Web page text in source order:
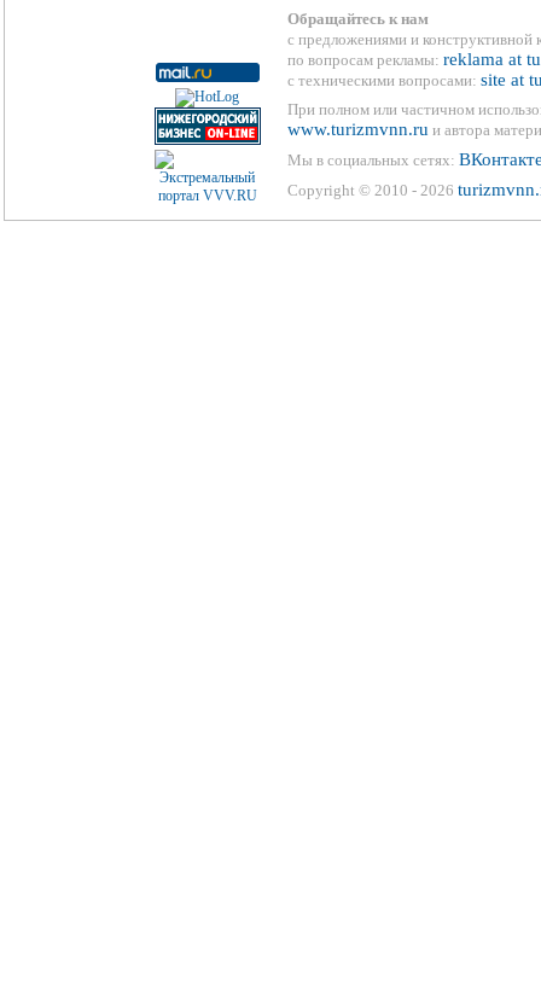
Обращайтесь к нам
с предложениями и конструктивной
по вопросам рекламы: reklama at
с техническими вопросами: site at
При полном или частичном
www.turizmvnn.ru и автора
Мы в социальных сетях:
Copyright © 2010 - 2026